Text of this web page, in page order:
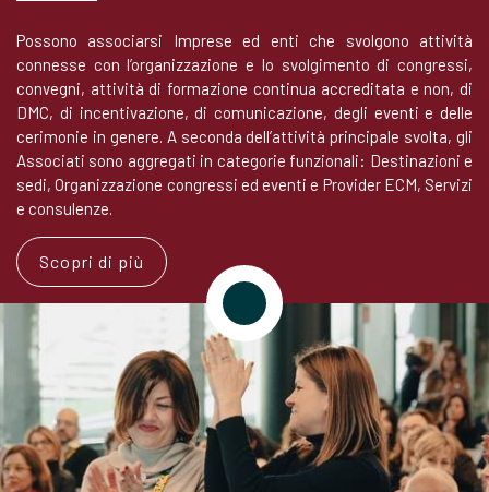
Possono associarsi Imprese ed enti che svolgono attività
connesse con l’organizzazione e lo svolgimento di congressi,
convegni, attività di formazione continua accreditata e non, di
DMC, di incentivazione, di comunicazione, degli eventi e delle
cerimonie in genere. A seconda dell’attività principale svolta, gli
Associati sono aggregati in categorie funzionali: Destinazioni e
sedi, Organizzazione congressi ed eventi e Provider ECM, Servizi
e consulenze.
Scopri di più